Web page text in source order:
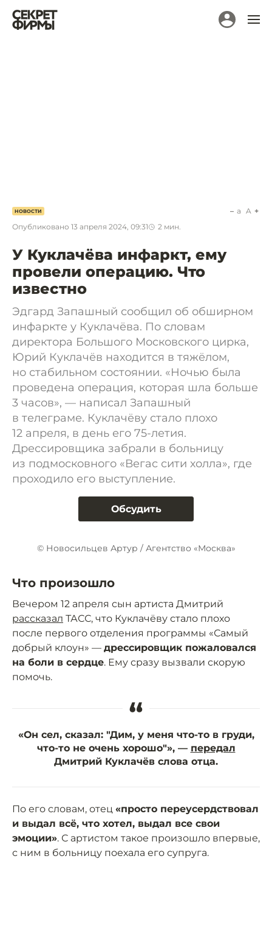
НОВОСТИ
Опубликовано 13 апреля 2024, 09:31 2 мин.
a A
У Куклачёва инфаркт, ему
провели операцию. Что
известно
Эдгард Запашный сообщил об обширном
инфаркте у Куклачёва. По словам
директора Большого Московского цирка,
Юрий Куклачёв находится в тяжёлом,
но стабильном состоянии. «Ночью была
проведена операция, которая шла больше
3 часов», — написал Запашный
в телеграме. Куклачёву стало плохо
12 апреля, в день его 75-летия.
Дрессировщика забрали в больницу
из подмосковного «Вегас сити холла», где
проходило его выступление.
Обсудить
© Новосильцев Артур / Агентство «Москва»
Что произошло
Вечером 12 апреля сын артиста Дмитрий
рассказал ТАСС, что Куклачёву стало плохо
после первого отделения программы «Самый
добрый клоун» — дрессировщик пожаловался
на боли в сердце. Ему сразу вызвали скорую
помочь.
“
«Он сел, сказал: "Дим, у меня что-то в груди,
что-то не очень хорошо"», — передал
Дмитрий Куклачёв слова отца.
По его словам, отец «просто переусердствовал
и выдал всё, что хотел, выдал все свои
эмоции». С артистом такое произошло впервые,
с ним в больницу поехала его супруга.